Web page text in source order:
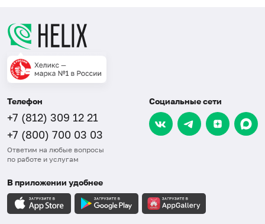
Телефон
+7 (812) 309 12 21
+7 (800) 700 03 03
Ответим на любые вопросы
по работе и услугам
Социальные сети
В приложении удобнее